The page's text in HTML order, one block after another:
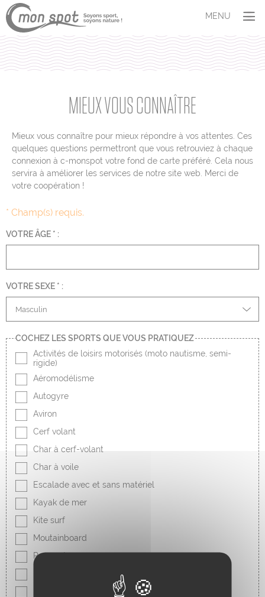
MENU
SITUER
COMPRENDRE
Le dérangement
AGIR
Témoigner
M’adapter
S’investir
Profil
Quiz
Mentions légales
Contact
L’équipe
Liens & Partenaires
Crédits photos et cartos
Jeu-concours
ressources pédagogiques
Cookies
Rejoignez-nous sur
MIEUX VOUS CONNAÎTRE
Mieux vous connaître pour mieux répondre à vos attentes. Ces
quelques questions permettront que vous retrouviez à chaque
connexion à c-monspot votre fond de carte préféré. Cela nous
servira à améliorer les services de notre site web. Merci de
votre coopération !
* Champ(s) requis.
VOTRE ÂGE * :
VOTRE SEXE * :
COCHEZ LES SPORTS QUE VOUS PRATIQUEZ
Activités de loisirs motorisés (moto nautisme, semi-
rigide)
Aéromodélisme
Autogyre
Aviron
Cerf volant
Char à cerf-volant
Char à voile
Escalade avec et sans matériel
Kayak de mer
Kite surf
Moutainboard
Paramoteur
Panneau de gestion des cookies